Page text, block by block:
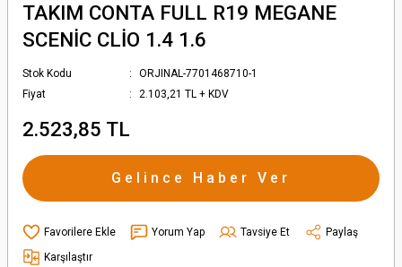
TAKIM CONTA FULL R19 MEGANE
SCENİC CLİO 1.4 1.6
Stok Kodu
ORJINAL-7701468710-1
Fiyat
2.103,21 TL + KDV
2.523,85 TL
Gelince Haber Ver
Yorum Yap Tavsiye Et
Paylaş
Karşılaştır